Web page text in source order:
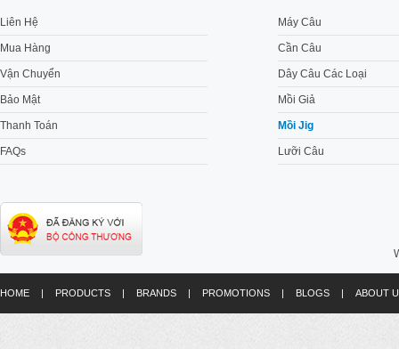
Liên Hệ
Mua Hàng
Vận Chuyển
Bảo Mật
Thanh Toán
FAQs
Máy Câu
Cần Câu
Dây Câu Các Loại
Mồi Giả
Mồi Jig
Lưỡi Câu
HOME | PRODUCTS | BRANDS | PROMOTIONS | BLOGS | ABOUT